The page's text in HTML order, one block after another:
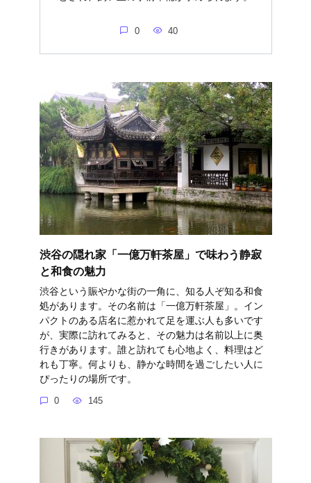
0 40
渋谷の隠れ家「一億万軒茶屋」で味わう静寂
と和食の魅力
渋谷という賑やかな街の一角に、知る人ぞ知る和食
処があります。その名前は「一億万軒茶屋」。イン
パクトのある店名に惹かれて足を運ぶ人も多いです
が、実際に訪れてみると、その魅力は名前以上に奥
行きがあります。誰と訪れても心地よく、料理はど
れも丁寧。何よりも、静かな時間を過ごしたい人に
ぴったりの場所です。
0 145